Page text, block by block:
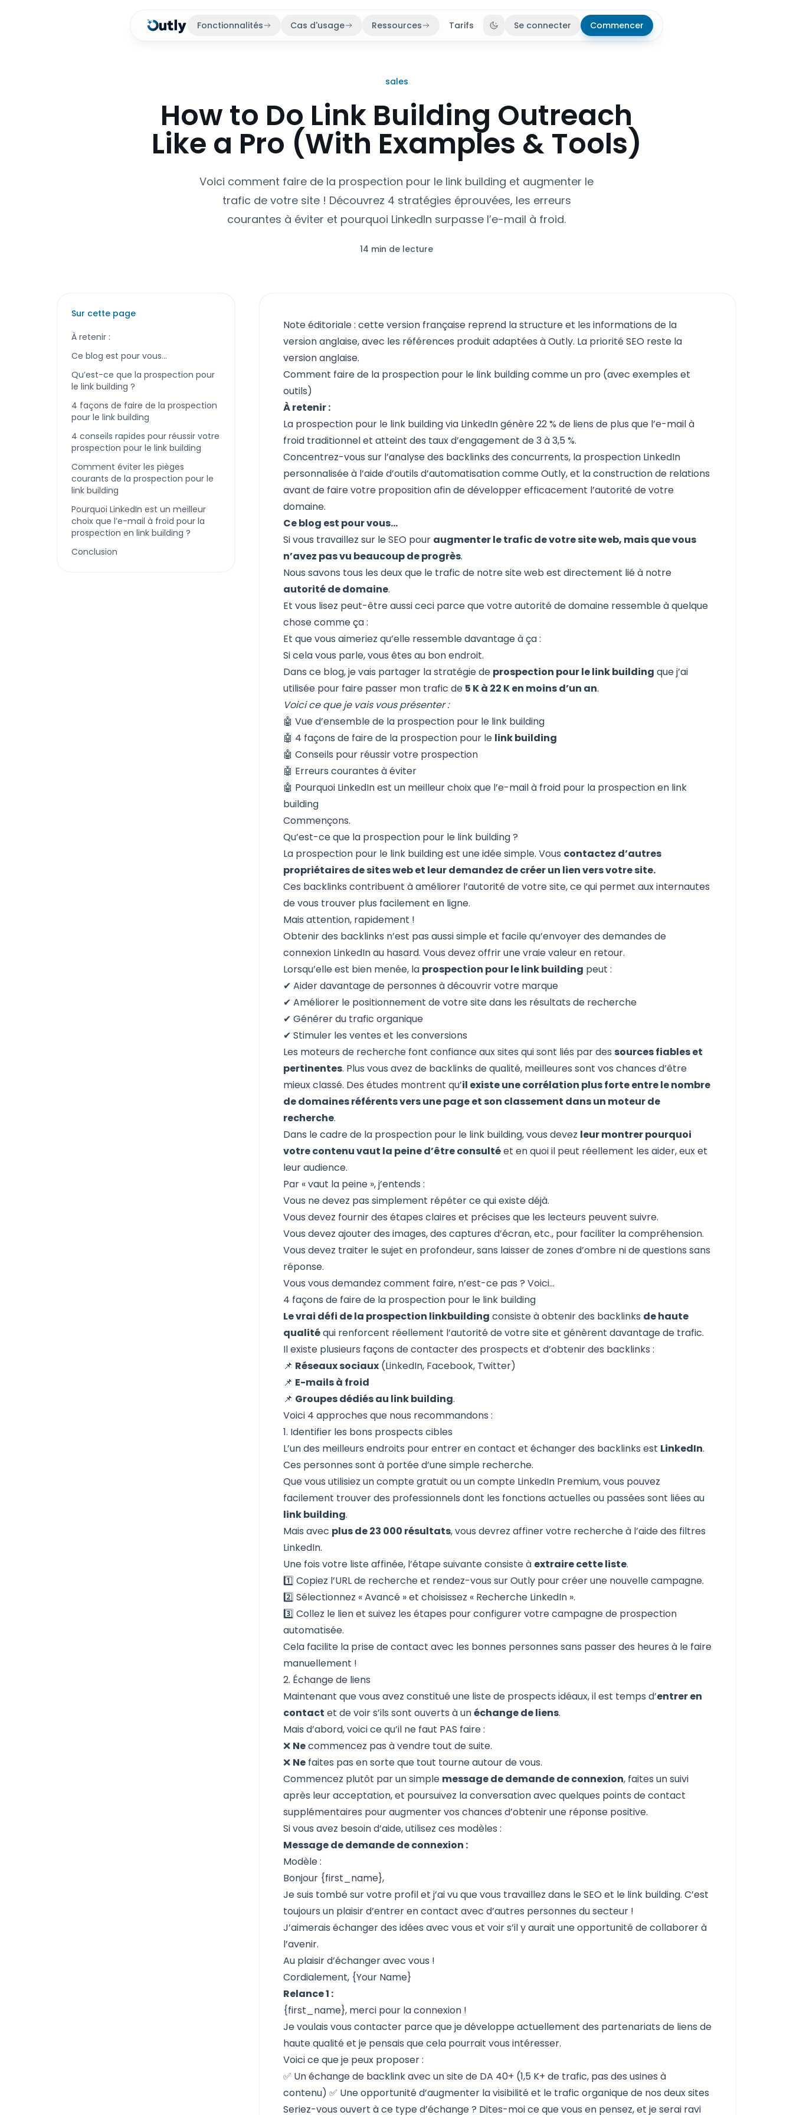
Fonctionnalités Cas d'usage Ressources Tarifs Basculer le thème
Se connecter Commencer
sales
How to Do Link Building Outreach
Like a Pro (With Examples & Tools)
Voici comment faire de la prospection pour le link building et augmenter le
trafic de votre site ! Découvrez 4 stratégies éprouvées, les erreurs
courantes à éviter et pourquoi LinkedIn surpasse l’e-mail à froid.
14 min de lecture
Sur cette page
À retenir :
Ce blog est pour vous…
Qu’est-ce que la prospection pour
le link building ?
4 façons de faire de la prospection
pour le link building
4 conseils rapides pour réussir votre
prospection pour le link building
Comment éviter les pièges
courants de la prospection pour le
link building
Pourquoi LinkedIn est un meilleur
choix que l’e-mail à froid pour la
prospection en link building ?
Conclusion
Note éditoriale : cette version française reprend la structure et les informations de la
version anglaise, avec les références produit adaptées à Outly. La priorité SEO reste la
version anglaise.
Comment faire de la prospection pour le link building comme un pro (avec exemples et
outils)
À retenir :
La prospection pour le link building via LinkedIn génère 22 % de liens de plus que l’e-mail à
froid traditionnel et atteint des taux d’engagement de 3 à 3,5 %.
Concentrez-vous sur l’analyse des backlinks des concurrents, la prospection LinkedIn
personnalisée à l’aide d’outils d’automatisation comme Outly, et la construction de relations
avant de faire votre proposition afin de développer efficacement l’autorité de votre
domaine.
Ce blog est pour vous…
Si vous travaillez sur le SEO pour augmenter le trafic de votre site web, mais que vous
n’avez pas vu beaucoup de progrès.
Nous savons tous les deux que le trafic de notre site web est directement lié à notre
autorité de domaine.
Et vous lisez peut-être aussi ceci parce que votre autorité de domaine ressemble à quelque
chose comme ça :
Et que vous aimeriez qu’elle ressemble davantage à ça :
Si cela vous parle, vous êtes au bon endroit.
Dans ce blog, je vais partager la stratégie de prospection pour le link building que j’ai
utilisée pour faire passer mon trafic de 5 K à 22 K en moins d’un an.
Voici ce que je vais vous présenter :
🤖Vue d’ensemble de la prospection pour le link building
🤖 4 façons de faire de la prospection pour le link building
🤖Conseils pour réussir votre prospection
🤖 Erreurs courantes à éviter
🤖 Pourquoi LinkedIn est un meilleur choix que l’e-mail à froid pour la prospection en link
building
Commençons.
Qu’est-ce que la prospection pour le link building ?
La prospection pour le link building est une idée simple. Vous contactez d’autres
propriétaires de sites web et leur demandez de créer un lien vers votre site.
Ces backlinks contribuent à améliorer l’autorité de votre site, ce qui permet aux internautes
de vous trouver plus facilement en ligne.
Mais attention, rapidement !
Obtenir des backlinks n’est pas aussi simple et facile qu’envoyer des demandes de
connexion LinkedIn au hasard. Vous devez offrir une vraie valeur en retour.
Lorsqu’elle est bien menée, la prospection pour le link building peut :
✔ Aider davantage de personnes à découvrir votre marque
✔ Améliorer le positionnement de votre site dans les résultats de recherche
✔ Générer du trafic organique
✔ Stimuler les ventes et les conversions
Les moteurs de recherche font confiance aux sites qui sont liés par dessources fiables et
pertinentes. Plus vous avez de backlinks de qualité, meilleures sont vos chances d’être
mieux classé. Des études montrent qu’il existe une corrélation plus forte entre le nombre
de domaines référents vers une page et son classement dans un moteur de
recherche.
Dans le cadre de la prospection pour le link building, vous devez leur montrer pourquoi
votre contenu vaut la peine d’être consultéet en quoi il peut réellement les aider, eux et
leur audience.
Par « vaut la peine », j’entends :
Vous ne devez pas simplement répéter ce qui existe déjà.
Vous devez fournir des étapes claires et précises que les lecteurs peuvent suivre.
Vous devez ajouter des images, des captures d’écran, etc., pour faciliter la compréhension.
Vous devez traiter le sujet en profondeur, sans laisser de zones d’ombre ni de questions sans
réponse.
Vous vous demandez comment faire, n’est-ce pas ? Voici…
4 façons de faire de la prospection pour le link building
Le vrai défi de la prospection linkbuilding consiste à obtenir des backlinks de haute
qualitéqui renforcent réellement l’autorité de votre site et génèrent davantage de trafic.
Il existe plusieurs façons de contacter des prospects et d’obtenir des backlinks :
📌 Réseaux sociaux (LinkedIn, Facebook, Twitter)
📌 E-mails à froid
📌 Groupes dédiés au link building.
Voici 4 approches que nous recommandons :
1. Identifier les bons prospects cibles
L’un des meilleurs endroits pour entrer en contact et échanger des backlinks est LinkedIn.
Ces personnes sont à portée d’une simple recherche.
Que vous utilisiez un compte gratuit ou uncompte LinkedIn Premium, vous pouvez
facilement trouver des professionnels dont les fonctions actuelles ou passées sont liées au
link building.
Mais avec plus de 23 000 résultats, vous devrez affiner votre recherche à l’aide des filtres
LinkedIn.
Une fois votre liste affinée, l’étape suivante consiste à extraire cette liste.
1️⃣ Copiez l’URL de recherche et rendez-vous surOutly pour créer une nouvelle campagne.
2️⃣ Sélectionnez « Avancé » et choisissez « Recherche LinkedIn ».
3️⃣ Collez le lien et suivez les étapes pour configurer votre campagne de prospection
automatisée.
Cela facilite la prise de contact avec les bonnes personnes sans passer des heures à le faire
manuellement !
2. Échange de liens
Maintenant que vous avez constitué une liste de prospects idéaux, il est temps d’entrer en
contact et de voir s’ils sont ouverts à unéchange de liens.
Mais d’abord, voici ce qu’il ne faut PAS faire :
❌ Necommencez pas à vendre tout de suite.
❌ Ne faites pas en sorte que tout tourne autour de vous.
Commencez plutôt par un simple message de demande de connexion, faites un suivi
après leur acceptation, et poursuivez la conversation avec quelques points de contact
supplémentaires pour augmenter vos chances d’obtenir une réponse positive.
Si vous avez besoin d’aide, utilisez ces modèles :
Message de demande de connexion :
Modèle :
Bonjour {first_name},
Je suis tombé sur votre profil et j’ai vu que vous travaillez dans le SEO et le link building. C’est
toujours un plaisir d’entrer en contact avec d’autres personnes du secteur !
J’aimerais échanger des idées avec vous et voir s’il y aurait une opportunité de collaborer à
l’avenir.
Au plaisir d’échanger avec vous !
Cordialement, {Your Name}
Relance 1 :
{first_name}, merci pour la connexion !
Je voulais vous contacter parce que je développe actuellement des partenariats de liens de
haute qualité et je pensais que cela pourrait vous intéresser.
Voici ce que je peux proposer :
✅ Un échange de backlink avec un site de DA 40+ (1,5 K+ de trafic, pas des usines à
contenu) ✅ Une opportunité d’augmenter la visibilité et le trafic organique de nos deux sites
Seriez-vous ouvert à ce type d’échange ? Dites-moi ce que vous en pensez, et je serai ravi